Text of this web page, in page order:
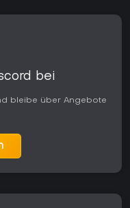
bei
bleibe über Angebote